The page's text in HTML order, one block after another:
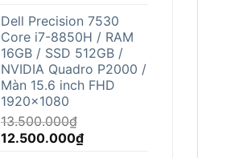
là:
21.500.000₫.
tại
là:
20.500.000₫.
Dell Precision 7530
Core i7-8850H / RAM
16GB / SSD 512GB /
NVIDIA Quadro P2000 /
Màn 15.6 inch FHD
1920x1080
13.500.000₫
Giá
12.500.000₫Giá